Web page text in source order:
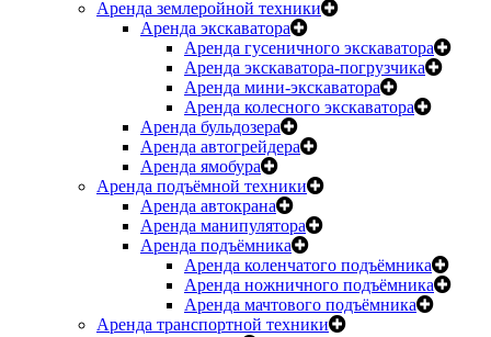
Аренда землеройной техники
Аренда экскаватора
Аренда гусеничного экскаватора
Аренда экскаватора-погрузчика
Аренда мини-экскаватора
Аренда колесного экскаватора
Аренда бульдозера
Аренда автогрейдера
Аренда ямобура
Аренда подъёмной техники
Аренда автокрана
Аренда манипулятора
Аренда подъёмника
Аренда коленчатого подъёмника
Аренда ножничного подъёмника
Аренда мачтового подъёмника
Аренда транспортной техники